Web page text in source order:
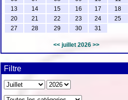
13
14 15 16 17 18
20
21 22 23 24 25
27
28 29 30 31
<< juillet 2026 >>
Filtre